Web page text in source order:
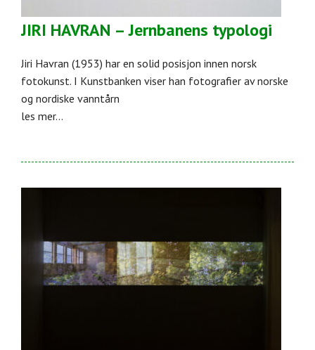
JIRI HAVRAN – Jernbanens typologi
Jiri Havran (1953) har en solid posisjon innen norsk
fotokunst. I Kunstbanken viser han fotografier av norske
og nordiske vanntårn
les mer...